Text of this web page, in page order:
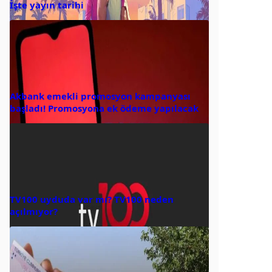
İşte yayın tarihi
Akbank emekli promosyon kampanyası
başladı! Promosyona ek ödeme yapılacak
TV100 uyduda var mı? TV100 neden
açılmıyor?